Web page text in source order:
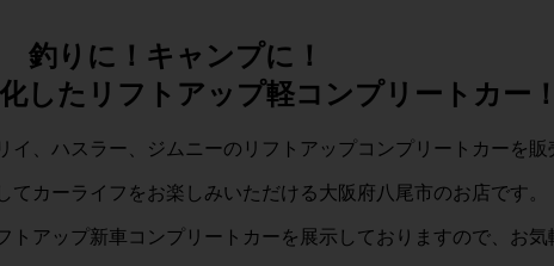
釣りに！キャンプに！
したリフトアップ軽コンプリートカー！
、ハスラー、ジムニーのリフトアップコンプリートカーを販
カーライフをお楽しみいただける大阪府八尾市のお店です。
アップ新車コンプリートカーを展示しておりますので、お気